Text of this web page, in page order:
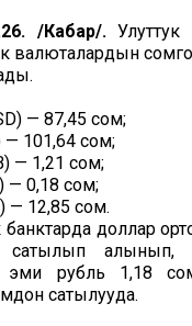
/Кабар/.Улуттук
валюталардын
— 87,45 сом;
— 101,64 сом;
— 1,21 сом;
— 0,18 сом;
— 12,85 сом.
доллар
сатылып алынып,
эми рубль 1,18
сатылууда.